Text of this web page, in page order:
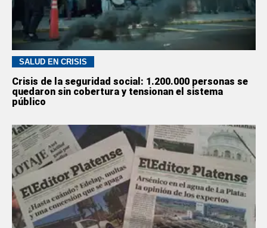
SALUD EN CRISIS
Crisis de la seguridad social: 1.200.000 personas se
quedaron sin cobertura y tensionan el sistema
público